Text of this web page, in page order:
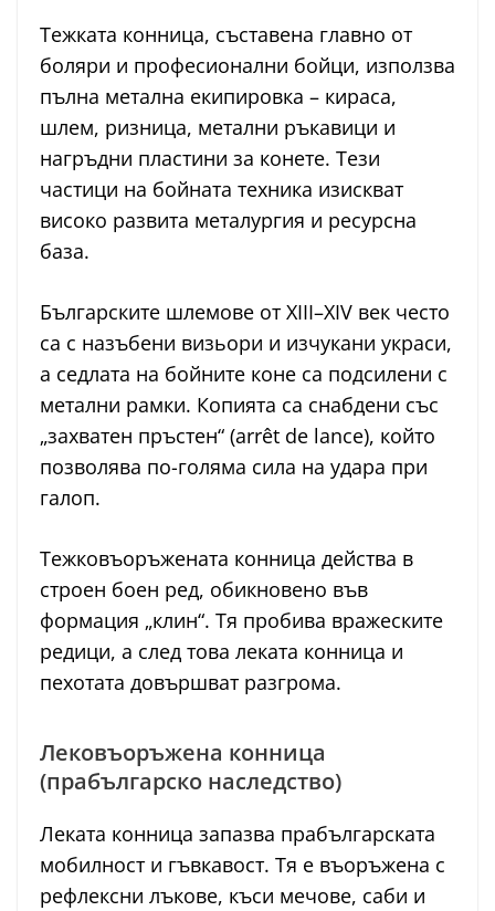
Тежката конница, съставена главно от
боляри и професионални бойци, използва
пълна метална екипировка – кираса,
шлем, ризница, метални ръкавици и
нагръдни пластини за конете. Тези
частици на бойната техника изискват
високо развита металургия и ресурсна
база.
Българските шлемове от XIII–XIV век често
са с назъбени визьори и изчукани украси,
а седлата на бойните коне са подсилени с
метални рамки. Копията са снабдени със
„захватен пръстен“ (arrêt de lance), който
позволява по-голяма сила на удара при
галоп.
Тежковъоръжената конница действа в
строен боен ред, обикновено във
формация „клин“. Тя пробива вражеските
редици, а след това леката конница и
пехотата довършват разгрома.
Лековъоръжена конница
(прабългарско наследство)
Леката конница запазва прабългарската
мобилност и гъвкавост. Тя е въоръжена с
рефлексни лъкове, къси мечове, саби и